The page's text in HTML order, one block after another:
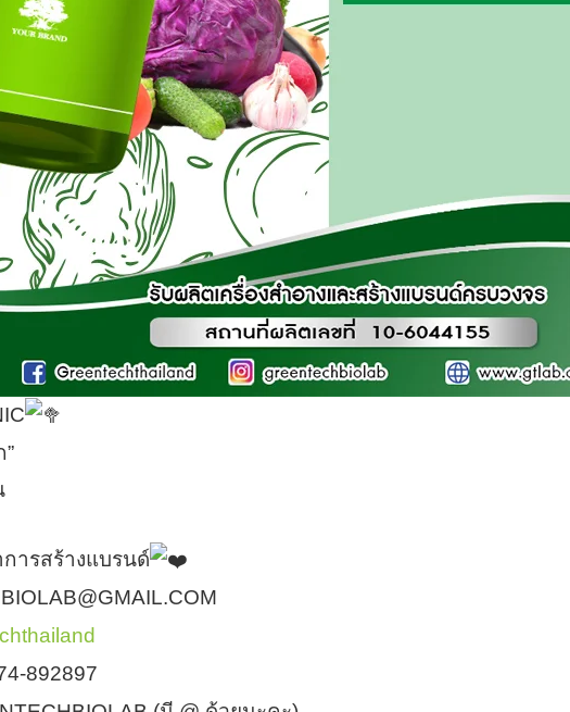
ารสร้างแบรนด์
892897